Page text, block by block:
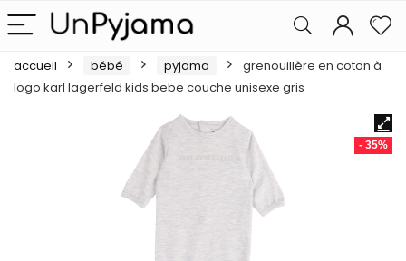
accueil bébé pyjama
grenouillère en coton à
logo karl lagerfeld kids bebe couche unisexe gris
- 35%